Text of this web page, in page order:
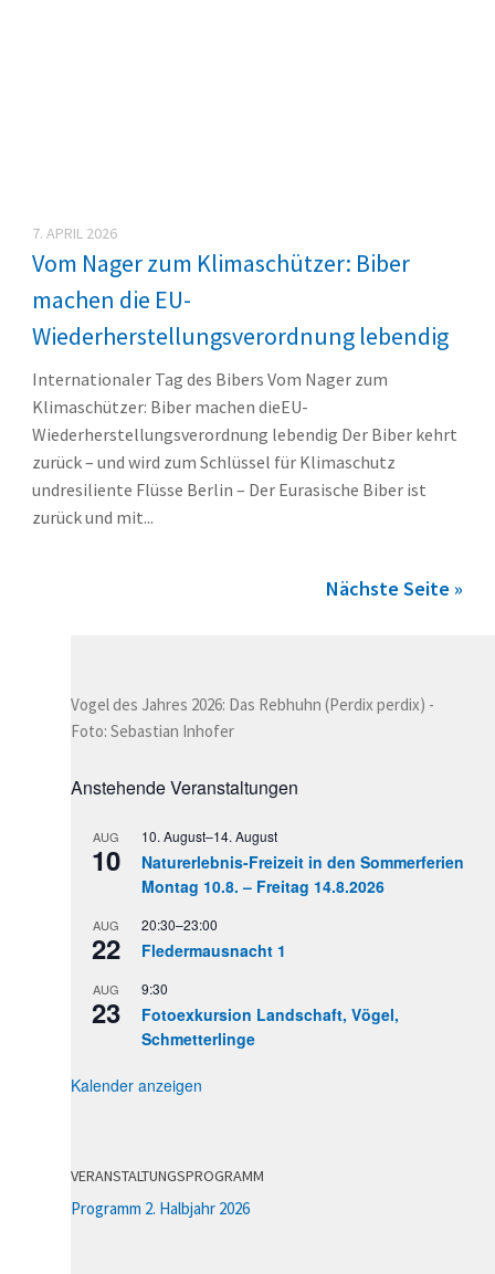
7. APRIL 2026
Vom Nager zum Klimaschützer: Biber
machen die EU-
Wiederherstellungsverordnung lebendig
Internationaler Tag des Bibers Vom Nager zum
Klimaschützer: Biber machen dieEU-
Wiederherstellungsverordnung lebendig Der Biber kehrt
zurück – und wird zum Schlüssel für Klimaschutz
undresiliente Flüsse Berlin – Der Eurasische Biber ist
zurück und mit...
Nächste Seite »
Vogel des Jahres 2026: Das Rebhuhn (Perdix perdix) -
Foto: Sebastian Inhofer
Anstehende Veranstaltungen
AUG
10
10. August–14. August
Naturerlebnis-Freizeit in den Sommerferien
Montag 10.8. – Freitag 14.8.2026
AUG
22
20:30–23:00
Fledermausnacht 1
AUG
23
9:30
Fotoexkursion Landschaft, Vögel,
Schmetterlinge
Kalender anzeigen
VERANSTALTUNGSPROGRAMM
Programm 2. Halbjahr 2026